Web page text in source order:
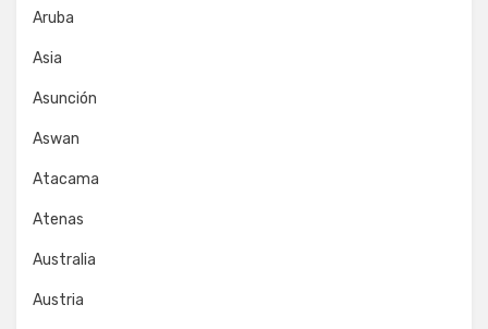
Aruba
Asia
Asunción
Aswan
Atacama
Atenas
Australia
Austria